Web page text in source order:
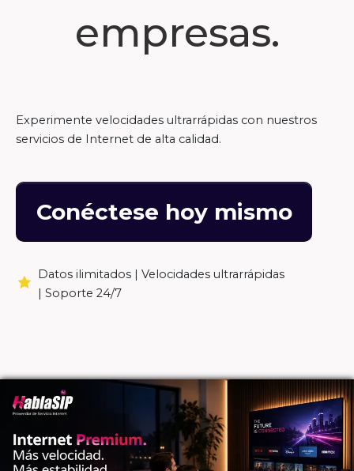
empresas.
Experimente velocidades ultrarrápidas con nuestros
servicios de Internet de alta calidad.
Conéctese hoy mismo
Datos ilimitados | Velocidades ultrarrápidas
| Soporte 24/7